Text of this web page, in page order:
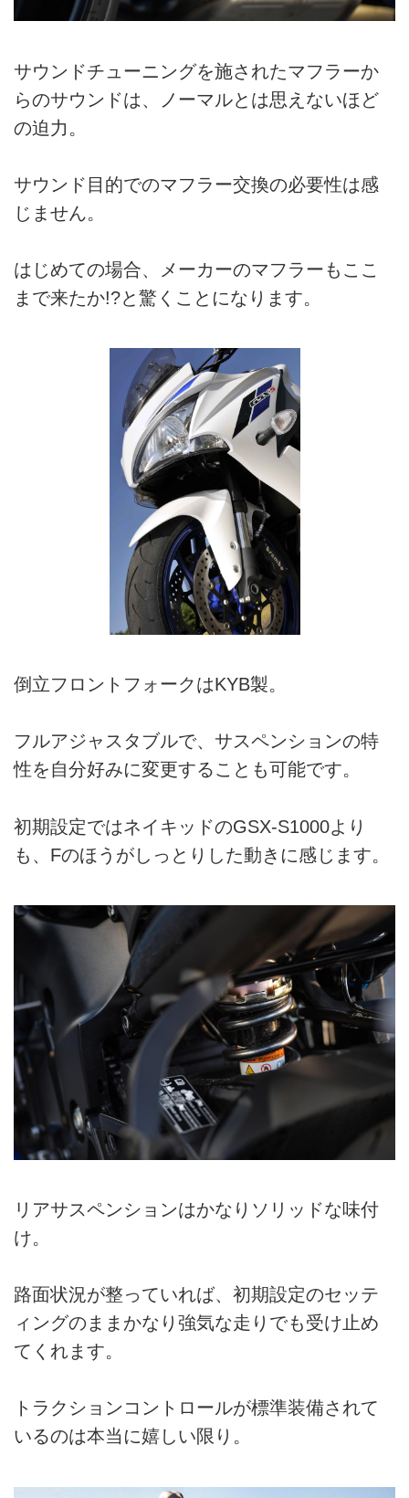
サウンドチューニングを施されたマフラーか
らのサウンドは、ノーマルとは思えないほど
の迫力。
サウンド目的でのマフラー交換の必要性は感
じません。
はじめての場合、メーカーのマフラーもここ
まで来たか!?と驚くことになります。
倒立フロントフォークはKYB製。
フルアジャスタブルで、サスペンションの特
性を自分好みに変更することも可能です。
初期設定ではネイキッドのGSX-S1000より
も、Fのほうがしっとりした動きに感じます。
リアサスペンションはかなりソリッドな味付
け。
路面状況が整っていれば、初期設定のセッテ
ィングのままかなり強気な走りでも受け止め
てくれます。
トラクションコントロールが標準装備されて
いるのは本当に嬉しい限り。